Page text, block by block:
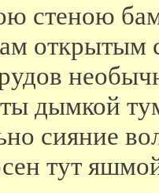
стеною
открытым
дымкой
сияние
тут